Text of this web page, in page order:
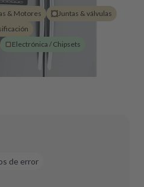
& Motores
Juntas & válvulas
Electrónica / Chipsets
de error